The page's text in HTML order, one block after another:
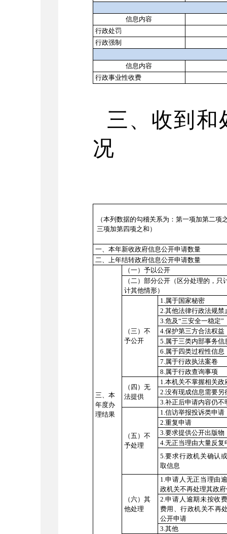
信息内容
行政处罚
行政强制
信息内容
行政事业性收费
三、收到和
况
（本列数据的勾稽关系为：第一项加第二项
三项加第四项之和）
一、本年新收政府信息公开申请数量
二、上年结转政府信息公开申请数量
三、本
年度办
理结果
（一）予以公开
（二）部分公开（区分处理的，只
计其他情形）
（三）不
予公开
1.属于国家秘密
2.其他法律行政法规禁
3.危及“三安全一稳定”
4.保护第三方合法权益
5.属于三类内部事务信
6.属于四类过程性信息
7.属于行政执法案卷
8.属于行政查询事项
（四）无
法提供
1.本机关不掌握相关政
2.没有现成信息需要另
3.补正后申请内容仍不
（五）不
予处理
1.信访举报投诉类申请
2.重复申请
3.要求提供公开出版物
4.无正当理由大量反复
5.要求行政机关确认
取信息
（六）其
他处理
1.申请人无正当理由
政机关不再处理其政
2.申请人逾期未按收
费用、行政机关不再
公开申请
3.其他